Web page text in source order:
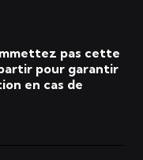
pas cette
pour garantir
en cas de